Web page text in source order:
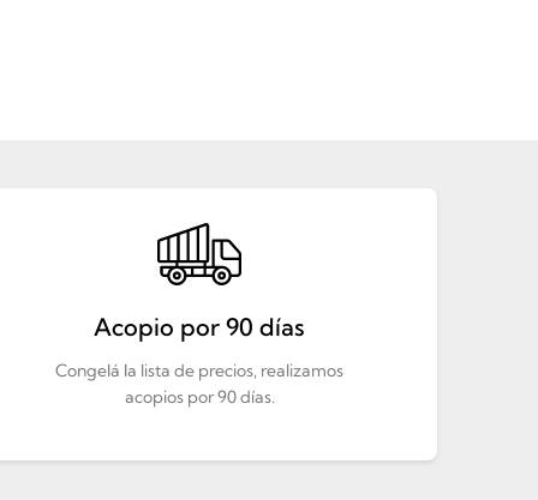
Acopio por 90 días
Congelá la lista de precios, realizamos
acopios por 90 días.